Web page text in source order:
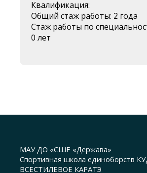
Квалификация:
Общий стаж работы: 2 года
Стаж работы по
0 лет
МАУ ДО «СШЕ «Держава»
Спортивная школа
ВСЕСТИЛЕВОЕ КАРАТЭ